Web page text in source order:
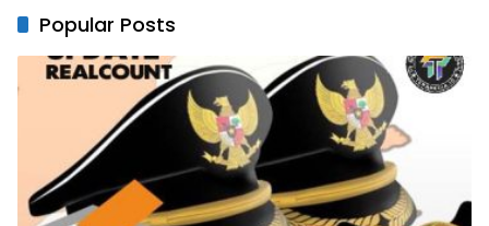
Popular Posts